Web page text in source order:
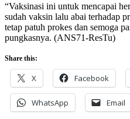
“Vaksinasi ini untuk mencapai
sudah vaksin lalu abai terhadap
tetap patuh prokes dan semoga
pungkasnya. (ANS71-ResTu)
Share this:
X Facebook
WhatsApp Email